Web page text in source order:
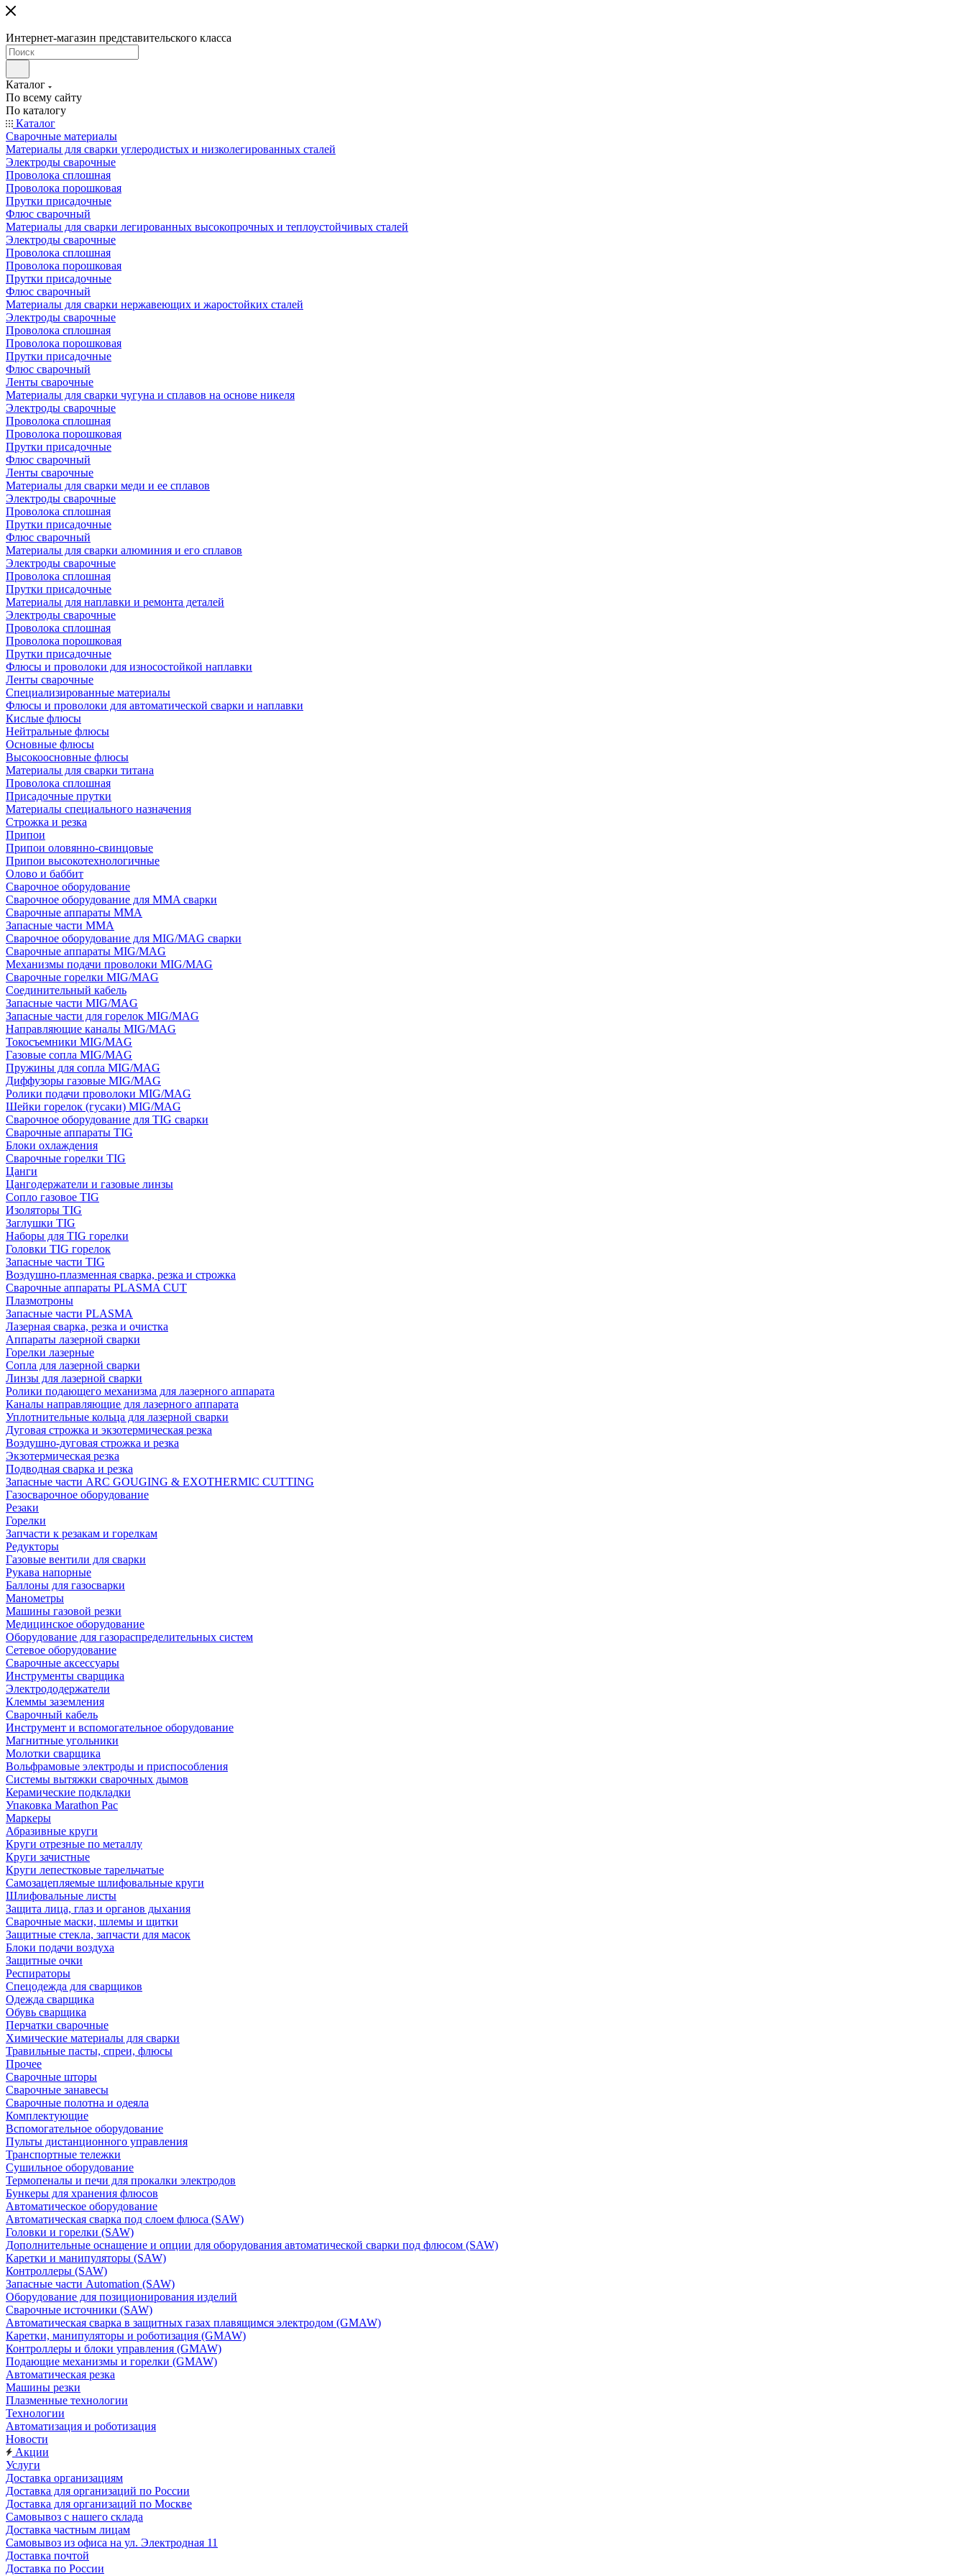
Интернет-магазин представительского класса
Каталог
По всему сайту
По каталогу
Каталог
Сварочные материалы
Материалы для сварки углеродистых и низколегированных сталей
Электроды сварочные
Проволока сплошная
Проволока порошковая
Прутки присадочные
Флюс сварочный
Материалы для сварки легированных высокопрочных и теплоустойчивых сталей
Электроды сварочные
Проволока сплошная
Проволока порошковая
Прутки присадочные
Флюс сварочный
Материалы для сварки нержавеющих и жаростойких сталей
Электроды сварочные
Проволока сплошная
Проволока порошковая
Прутки присадочные
Флюс сварочный
Ленты сварочные
Материалы для сварки чугуна и сплавов на основе никеля
Электроды сварочные
Проволока сплошная
Проволока порошковая
Прутки присадочные
Флюс сварочный
Ленты сварочные
Материалы для сварки меди и ее сплавов
Электроды сварочные
Проволока сплошная
Прутки присадочные
Флюс сварочный
Материалы для сварки алюминия и его сплавов
Электроды сварочные
Проволока сплошная
Прутки присадочные
Материалы для наплавки и ремонта деталей
Электроды сварочные
Проволока сплошная
Проволока порошковая
Прутки присадочные
Флюсы и проволоки для износостойкой наплавки
Ленты сварочные
Специализированные материалы
Флюсы и проволоки для автоматической сварки и наплавки
Кислые флюсы
Нейтральные флюсы
Основные флюсы
Высокоосновные флюсы
Материалы для сварки титана
Проволока сплошная
Присадочные прутки
Материалы специального назначения
Строжка и резка
Припои
Припои оловянно-свинцовые
Припои высокотехнологичные
Олово и баббит
Сварочное оборудование
Сварочное оборудование для MMA сварки
Сварочные аппараты MMA
Запасные части MMA
Сварочное оборудование для MIG/MAG сварки
Сварочные аппараты MIG/MAG
Механизмы подачи проволоки MIG/MAG
Сварочные горелки MIG/MAG
Соединительный кабель
Запасные части MIG/MAG
Запасные части для горелок MIG/MAG
Направляющие каналы MIG/MAG
Токосъемники MIG/MAG
Газовые сопла MIG/MAG
Пружины для сопла MIG/MAG
Диффузоры газовые MIG/MAG
Ролики подачи проволоки MIG/MAG
Шейки горелок (гусаки) MIG/MAG
Сварочное оборудование для TIG сварки
Сварочные аппараты TIG
Блоки охлаждения
Сварочные горелки TIG
Цанги
Цангодержатели и газовые линзы
Сопло газовое TIG
Изоляторы TIG
Заглушки TIG
Наборы для TIG горелки
Головки TIG горелок
Запасные части TIG
Воздушно-плазменная сварка, резка и строжка
Сварочные аппараты PLASMA CUT
Плазмотроны
Запасные части PLASMA
Лазерная сварка, резка и очистка
Аппараты лазерной сварки
Горелки лазерные
Сопла для лазерной сварки
Линзы для лазерной сварки
Ролики подающего механизма для лазерного аппарата
Каналы направляющие для лазерного аппарата
Уплотнительные кольца для лазерной сварки
Дуговая строжка и экзотермическая резка
Воздушно-дуговая строжка и резка
Экзотермическая резка
Подводная сварка и резка
Запасные части ARC GOUGING & EXOTHERMIC CUTTING
Газосварочное оборудование
Резаки
Горелки
Запчасти к резакам и горелкам
Редукторы
Газовые вентили для сварки
Рукава напорные
Баллоны для газосварки
Манометры
Машины газовой резки
Медицинское оборудование
Оборудование для газораспределительных систем
Сетевое оборудование
Сварочные аксессуары
Инструменты сварщика
Электрододержатели
Клеммы заземления
Сварочный кабель
Инструмент и вспомогательное оборудование
Магнитные угольники
Молотки сварщика
Вольфрамовые электроды и приспособления
Системы вытяжки сварочных дымов
Керамические подкладки
Упаковка Marathon Pac
Маркеры
Абразивные круги
Круги отрезные по металлу
Круги зачистные
Круги лепестковые тарельчатые
Самозацепляемые шлифовальные круги
Шлифовальные листы
Защита лица, глаз и органов дыхания
Сварочные маски, шлемы и щитки
Защитные стекла, запчасти для масок
Блоки подачи воздуха
Защитные очки
Респираторы
Спецодежда для сварщиков
Одежда сварщика
Обувь сварщика
Перчатки сварочные
Химические материалы для сварки
Травильные пасты, спреи, флюсы
Прочее
Сварочные шторы
Сварочные занавесы
Сварочные полотна и одеяла
Комплектующие
Вспомогательное оборудование
Пульты дистанционного управления
Транспортные тележки
Сушильное оборудование
Термопеналы и печи для прокалки электродов
Бункеры для хранения флюсов
Автоматическое оборудование
Автоматическая сварка под слоем флюса (SAW)
Головки и горелки (SAW)
Дополнительные оснащение и опции для оборудования автоматической сварки под флюсом (SAW)
Каретки и манипуляторы (SAW)
Контроллеры (SAW)
Запасные части Automation (SAW)
Оборудование для позиционирования изделий
Сварочные источники (SAW)
Автоматическая сварка в защитных газах плавящимся электродом (GMAW)
Каретки, манипуляторы и роботизация (GMAW)
Контроллеры и блоки управления (GMAW)
Подающие механизмы и горелки (GMAW)
Автоматическая резка
Машины резки
Плазменные технологии
Технологии
Автоматизация и роботизация
Новости
Акции
Услуги
Доставка организациям
Доставка для организаций по России
Доставка для организаций по Москве
Самовывоз с нашего склада
Доставка частным лицам
Самовывоз из офиса на ул. Электродная 11
Доставка почтой
Доставка по России